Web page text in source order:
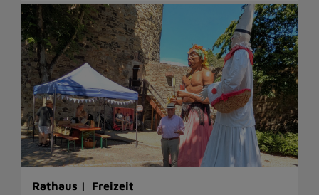
Rathaus | Freizeit